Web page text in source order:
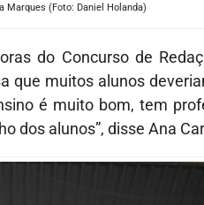
Marques (Foto: Daniel Holanda)
do Concurso de
que muitos alunos
é muito bom, tem
dos alunos”, disse Ana